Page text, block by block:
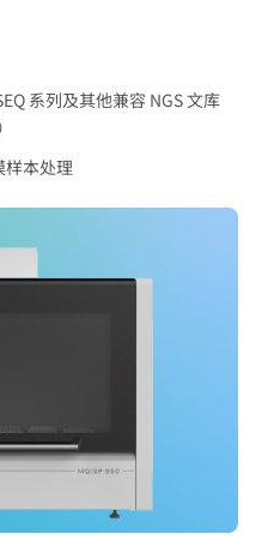
系列及其他兼容 NGS 文库
样本处理